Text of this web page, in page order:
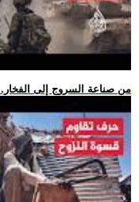
.. من صناعة السروج إلى